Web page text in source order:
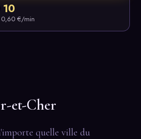
0,60 €/min
et-Cher
quelle ville du